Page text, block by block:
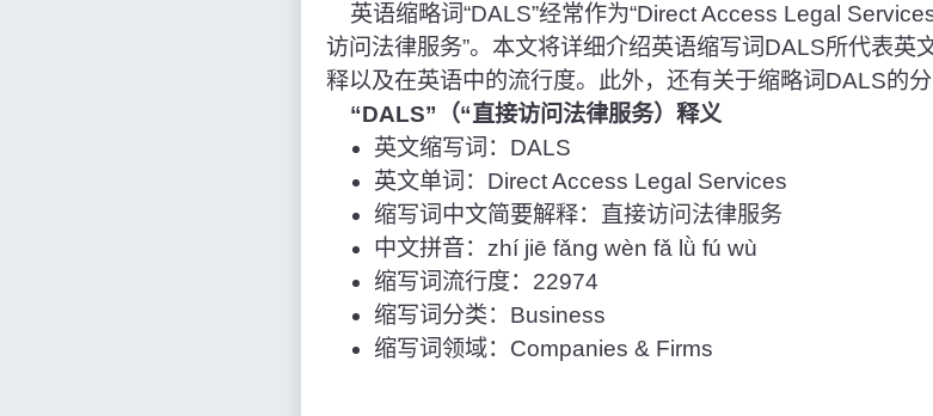
英语缩略词“DALS”经常作为“Direct Access Legal
访问法律服务”。本文将详细介绍英语缩写词DALS所代表英
释以及在英语中的流行度。此外，还有关于缩略词DALS的
“DALS”（“直接访问法律服务）释义
英文缩写词：DALS
英文单词：Direct Access Legal Services
缩写词中文简要解释：直接访问法律服务
中文拼音：zhí jiē fǎng wèn fǎ lǜ fú wù
缩写词流行度：22974
缩写词分类：Business
缩写词领域：Companies & Firms